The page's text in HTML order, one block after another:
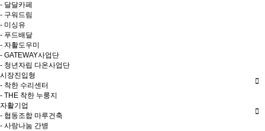
- 달달카페
- 구워드림
- 미싱유
- 푸드배달
- 자활도우미
- GATEWAY사업단
- 청년자립 다온사업단
시장진입형
- 착한 수리센터
- THE 착한 누룽지
자활기업
- 협동조합 마루건축
- 사랑나눔 간병